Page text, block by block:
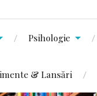
Psihologie
& Lansări